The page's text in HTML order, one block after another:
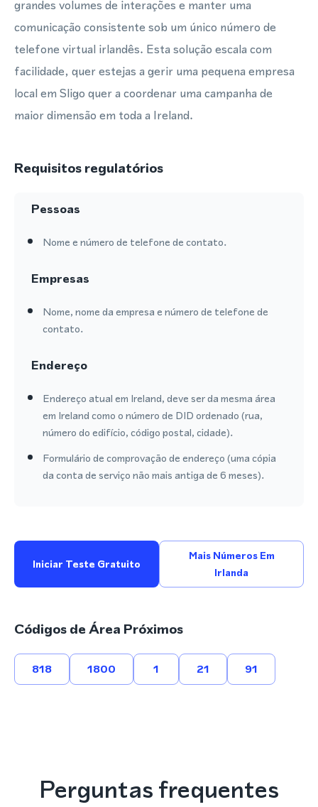
grandes volumes de interações e manter uma
comunicação consistente sob um único número de
telefone virtual irlandês. Esta solução escala com
facilidade, quer estejas a gerir uma pequena empresa
local em Sligo quer a coordenar uma campanha de
maior dimensão em toda a Ireland.
Requisitos regulatórios
Pessoas
Nome e número de telefone de contato.
Empresas
Nome, nome da empresa e número de telefone de
contato.
Endereço
Endereço atual em Ireland, deve ser da mesma área
em Ireland como o número de DID ordenado (rua,
número do edifício, código postal, cidade).
Formulário de comprovação de endereço (uma cópia
da conta de serviço não mais antiga de 6 meses).
Iniciar Teste Gratuito
Mais Números Em
Irlanda
Códigos de Área Próximos
818 1800 1 21 91
Perguntas frequentes